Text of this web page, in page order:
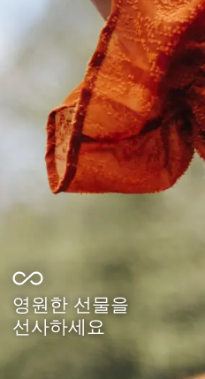
영원한 선물을
선사하세요